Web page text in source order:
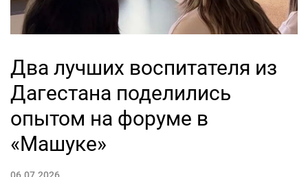
Два лучших воспитателя из
Дагестана поделились
опытом на форуме в
«Машуке»